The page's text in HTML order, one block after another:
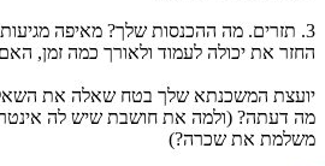
3. תזרים. מה ההכנסות שלך? מאיפה
החזר את יכולה לעמוד ולאורך כמה זמן,
יועצת המשכנתא שלך בטח שאלה את
מה דעתה? (ולמה את חושבת שיש לה
משלמת את שכרה?)